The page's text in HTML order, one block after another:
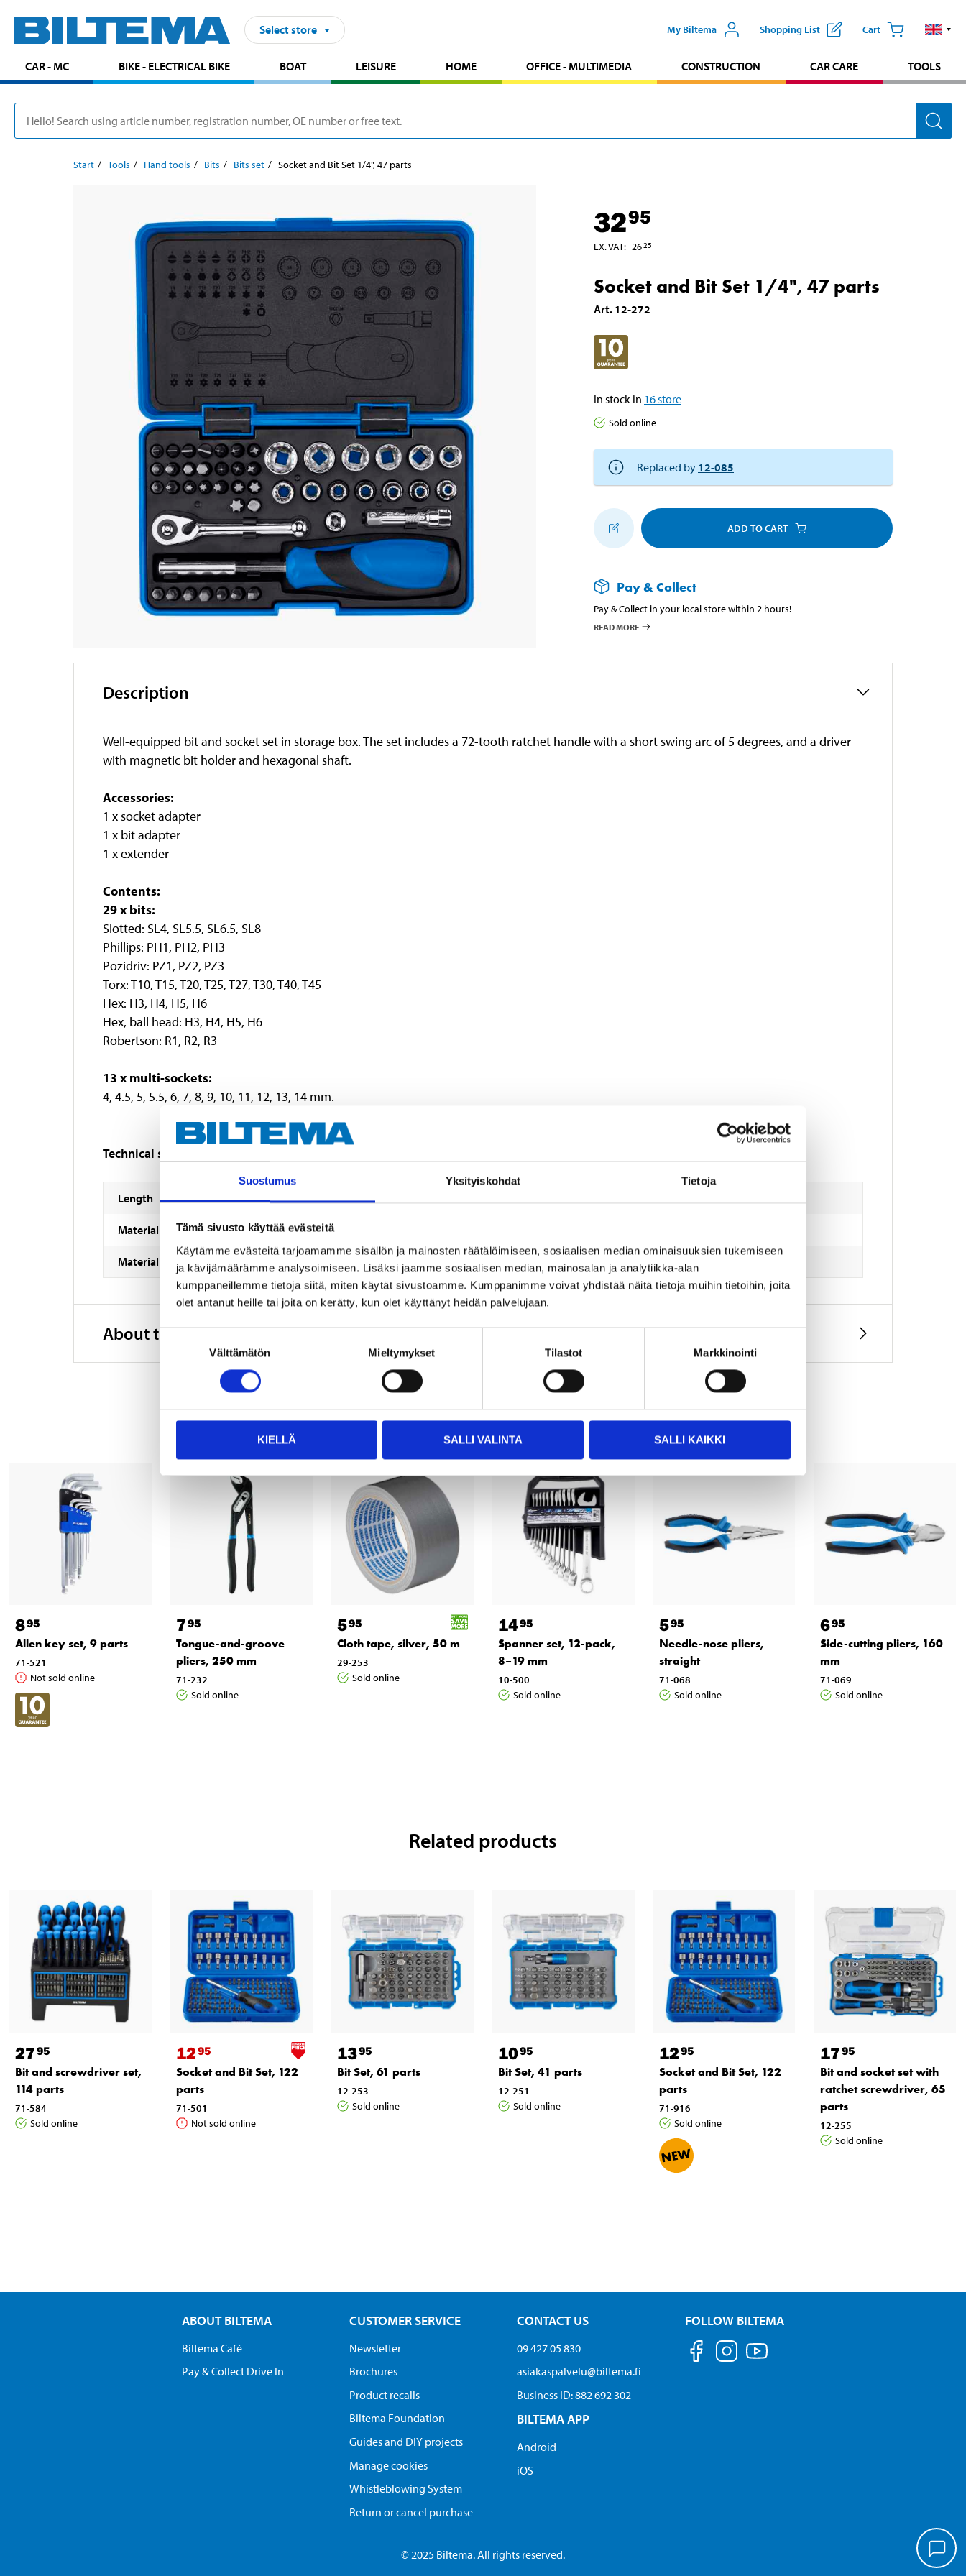
Suostumus Yksityiskohdat Tietoja
Tämä sivusto käyttää evästeitä
Käytämme evästeitä tarjoamamme sisällön ja mainosten räätälöimiseen, sosiaalisen median ominaisuuksien tukemiseen
ja kävijämäärämme analysoimiseen. Lisäksi jaamme sosiaalisen median, mainosalan ja analytiikka-alan
kumppaneillemme tietoja siitä, miten käytät sivustoamme. Kumppanimme voivat yhdistää näitä tietoja muihin tietoihin, joita
olet antanut heille tai joita on kerätty, kun olet käyttänyt heidän palvelujaan.
Välttämätön Mieltymykset Tilastot Markkinointi
KIELLÄ SALLI VALINTA SALLI KAIKKI
Select store My Biltema Shopping List Cart
CAR - MC BIKE - ELECTRICAL BIKE BOAT LEISURE HOME OFFICE - MULTIMEDIA CONSTRUCTION CAR CARE TOOLS
Start Tools Hand tools Bits Bits set Socket and Bit Set 1/4", 47 parts
3295
EX. VAT: 2625
Socket and Bit Set 1/4", 47 parts
Art. 12-272
In stock in 16store
Sold online
Replaced by 12-085
ADD TO CART
Pay & Collect
Pay & Collect in your local store within 2 hours!
READ MORE
Description
Well-equipped bit and socket set in storage box. The set includes a 72-tooth ratchet handle with a short swing arc of 5 degrees, and a driver
with magnetic bit holder and hexagonal shaft.
Accessories:
1 x socket adapter
1 x bit adapter
1 x extender
Contents:
29 x bits:
Slotted: SL4, SL5.5, SL6.5, SL8
Phillips: PH1, PH2, PH3
Pozidriv: PZ1, PZ2, PZ3
Torx: T10, T15, T20, T25, T27, T30, T40, T45
Hex: H3, H4, H5, H6
Hex, ball head: H3, H4, H5, H6
Robertson: R1, R2, R3
13 x multi-sockets:
4, 4.5, 5, 5.5, 6, 7, 8, 9, 10, 11, 12, 13, 14 mm.
Technical specifications
Length
Material
Material CrV steel (sockets)
About the manufacturer
Other customers also bought
895
Allen key set, 9 parts
71-521
Not sold online
795
Tongue-and-groove
pliers, 250 mm
71-232
Sold online
595
Cloth tape, silver, 50 m
29-253
Sold online
1495
Spanner set, 12-pack,
8–19 mm
10-500
Sold online
595
Needle-nose pliers,
straight
71-068
Sold online
695
Side-cutting pliers, 160
mm
71-069
Sold online
Related products
2795
Bit and screwdriver set,
114 parts
71-584
Sold online
1295
Socket and Bit Set, 122
parts
71-501
Not sold online
1395
Bit Set, 61 parts
12-253
Sold online
1095
Bit Set, 41 parts
12-251
Sold online
1295
Socket and Bit Set, 122
parts
71-916
Sold online
1795
Bit and socket set with
ratchet screwdriver, 65
parts
12-255
Sold online
ABOUT BILTEMA
Biltema Café
Pay & Collect Drive In
CUSTOMER SERVICE
Newsletter
Brochures
Product recalls
Biltema Foundation
Guides and DIY projects
Manage cookies
Whistleblowing System
Return or cancel purchase
CONTACT US
09 427 05 830
asiakaspalvelu@biltema.fi
Business ID:​ 882 692 302
BILTEMA APP
Android
iOS
FOLLOW BILTEMA
© 2025 Biltema. All rights reserved.